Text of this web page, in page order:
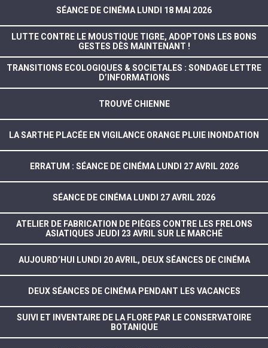
SÉANCE DE CINÉMA LUNDI 18 MAI 2026
LUTTE CONTRE LE MOUSTIQUE TIGRE, ADOPTONS LES BONS
GESTES DÈS MAINTENANT !
TRANSITIONS ECOLOGIQUES & SOCIETALES : SONDAGE LETTRE
D’INFORMATIONS
TROUVÉ CHIENNE
LA SARTHE PLACÉE EN VIGILANCE ORANGE PLUIE INONDATION
ERRATUM : SÉANCE DE CINÉMA LUNDI 27 AVRIL 2026
SÉANCE DE CINÉMA LUNDI 27 AVRIL 2026
ATELIER DE FABRICATION DE PIÈGES CONTRE LES FRELONS
ASIATIQUES JEUDI 23 AVRIL SUR LE MARCHÉ
AUJOURD’HUI LUNDI 20 AVRIL, DEUX SÉANCES DE CINÉMA
DEUX SÉANCES DE CINÉMA PENDANT LES VACANCES
SUIVI ET INVENTAIRE DE LA FLORE PAR LE CONSERVATOIRE
BOTANIQUE